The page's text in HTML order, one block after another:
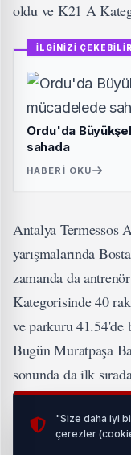
oldu ve K21 A
İLGİNİZİ ÇEKEBİLİR
Ordu'da
sahada
HABERI OKU
Antalya Termessos
yarışmalarında
zamanda da
Kategorisinde 40
ve parkuru 41.54'de
Bugün Muratpaşa
sonunda da ilk
kategori de bir kez
Bostanlısporlu
"Size daha iyi
çerezler